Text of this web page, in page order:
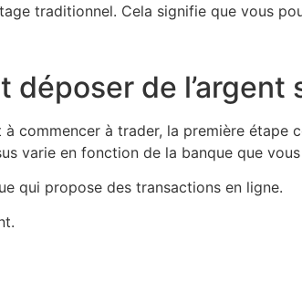
traditionnel. Cela signifie que vous
déposer de
commencer à trader, la première
varie en fonction de la banque que
qui propose des transactions en ligne.